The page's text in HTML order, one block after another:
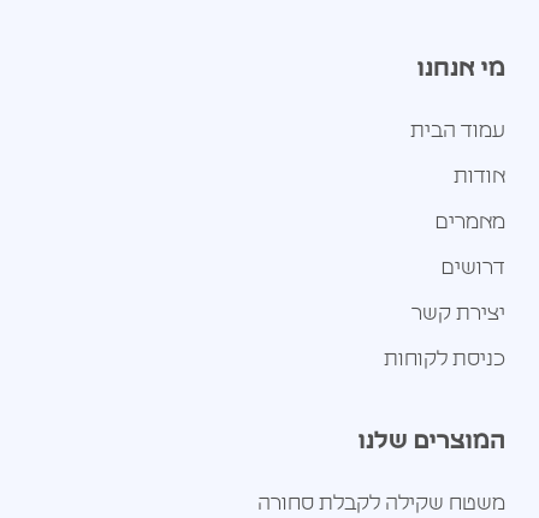
מי אנחנו
עמוד הבית
אודות
מאמרים
דרושים
יצירת קשר
כניסת לקוחות
המוצרים שלנו
משטח שקילה לקבלת סחורה